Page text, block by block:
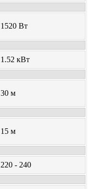
1520 Вт
1.52 кВт
30 м
15 м
220 - 240